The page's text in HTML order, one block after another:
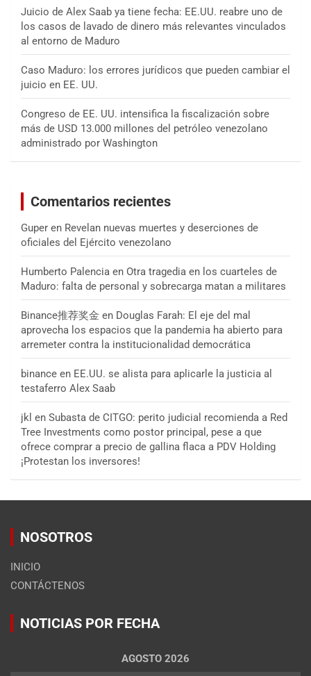
Juicio de Alex Saab ya tiene fecha: EE.UU. reabre uno de
los casos de lavado de dinero más relevantes vinculados
al entorno de Maduro
Caso Maduro: los errores jurídicos que pueden cambiar el
juicio en EE. UU.
Congreso de EE. UU. intensifica la fiscalización sobre
más de USD 13.000 millones del petróleo venezolano
administrado por Washington
Comentarios recientes
Guper en Revelan nuevas muertes y deserciones de
oficiales del Ejército venezolano
Humberto Palencia en Otra tragedia en los cuarteles de
Maduro: falta de personal y sobrecarga matan a militares
Binance推荐奖金 en Douglas Farah: El eje del mal
aprovecha los espacios que la pandemia ha abierto para
arremeter contra la institucionalidad democrática
binance en EE.UU. se alista para aplicarle la justicia al
testaferro Alex Saab
jkl en Subasta de CITGO: perito judicial recomienda a Red
Tree Investments como postor principal, pese a que
ofrece comprar a precio de gallina flaca a PDV Holding
¡Protestan los inversores!
NOSOTROS
INICIO
CONTÁCTENOS
NOTICIAS POR FECHA
AGOSTO 2026